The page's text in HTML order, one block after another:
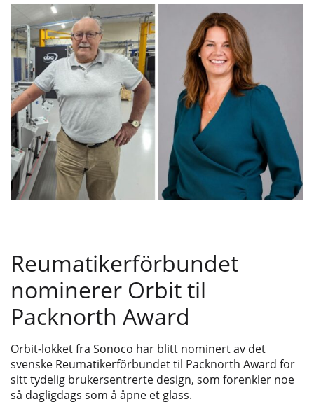
Reumatikerförbundet
nominerer Orbit til
Packnorth Award
Orbit-lokket fra Sonoco har blitt nominert av det
svenske Reumatikerförbundet til Packnorth Award for
sitt tydelig brukersentrerte design, som forenkler noe
så dagligdags som å åpne et glass.